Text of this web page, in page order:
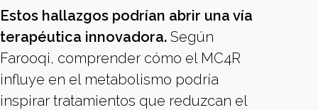
Estos hallazgos podrían abrir una vía
terapéutica innovadora. Según
Farooqi, comprender cómo el MC4R
influye en el metabolismo podría
inspirar tratamientos que reduzcan el